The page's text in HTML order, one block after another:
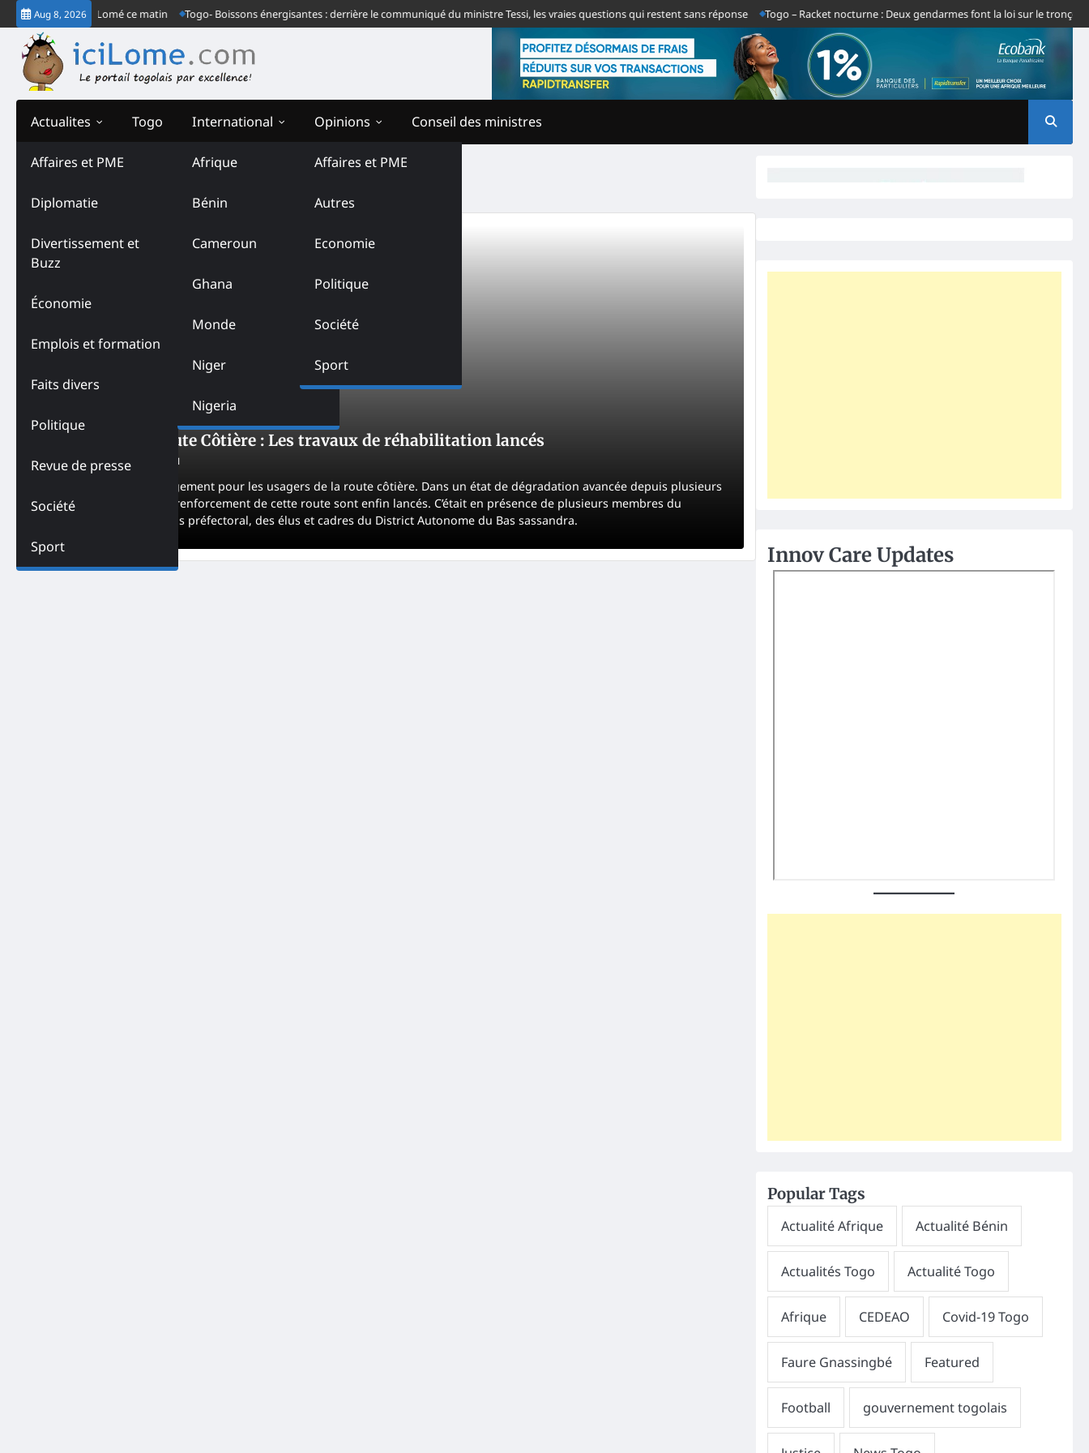
Skip
to
content
Aug 8, 2026
ordinaire à Lomé ce matin Togo- Boissons énergisantes : derrière le communiqué du ministre Tessi, les vraies questions qui restent sans réponse Togo – Racket nocturne : Deux gendarmes font la loi sur le tronçon
Actualites
Affaires et PME
Diplomatie
Divertissement et
Buzz
Économie
Emplois et formation
Faits divers
Politique
Revue de presse
Société
Sport
Togo International
Afrique
Bénin
Cameroun
Ghana
Monde
Niger
Nigeria
Opinions
Affaires et PME
Autres
Economie
Politique
Société
Sport
Conseil des ministres
Tag:réhabilitation
CÔTE D'IVOIRE
Cöte d’Ivoire-Route Côtière : Les travaux de réhabilitation lancés
Alice September 20, 2021
Un grand ouf de soulagement pour les usagers de la route côtière. Dans un état de dégradation avancée depuis plusieurs
années, les travaux de renforcement de cette route sont enfin lancés. C’était en présence de plusieurs membres du
gouvernement, du corps préfectoral, des élus et cadres du District Autonome du Bas sassandra.
Innov Care Updates
Popular Tags